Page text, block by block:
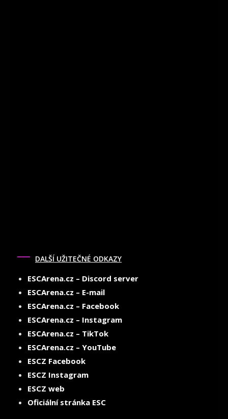
DALŠÍ UŽITEČNÉ ODKAZY
ESCArena.cz – Discord server
ESCArena.cz – E-mail
ESCArena.cz – Facebook
ESCArena.cz – Instagram
ESCArena.cz – TikTok
ESCArena.cz – YouTube
ESCZ Facebook
ESCZ Instagram
ESCZ web
Oficiální stránka ESC